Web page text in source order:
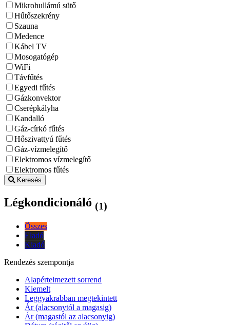
Mikrohullámú sütő
Hűtőszekrény
Szauna
Medence
Kábel TV
Mosogatógép
WiFi
Távfűtés
Egyedi fűtés
Gázkonvektor
Cserépkályha
Kandalló
Gáz-církó fűtés
Hőszivattyú fűtés
Gáz-vízmelegítő
Elektromos vízmelegítő
Elektromos fűtés
Keresés
Légkondicionáló (1)
Összes
Eladó
Kiadó
Rendezés szempontja
Alapértelmezett sorrend
Kiemelt
Leggyakrabban megtekintett
Ár (alacsonytól a magasig)
Ár (magastól az alacsonyig)